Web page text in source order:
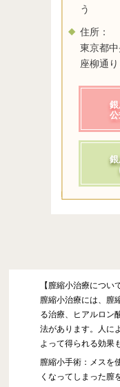
う
住所：
東京都
座柳通
【膣縮小治療につい
膣縮小治療には、膣
る治療、ヒアルロン
法があります。人に
よって得られる効果
膣縮小手術：メスを
くなってしまった膣